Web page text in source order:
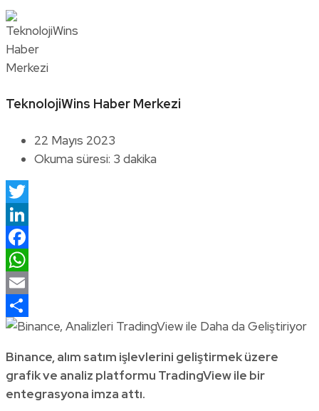
TeknolojiWins Haber Merkezi
22 Mayıs 2023
Okuma süresi: 3 dakika
Twitter
LinkedIn
Facebook
WhatsApp
Email
Share
Binance, alım satım işlevlerini geliştirmek üzere
grafik ve analiz platformu TradingView ile bir
entegrasyona imza attı.